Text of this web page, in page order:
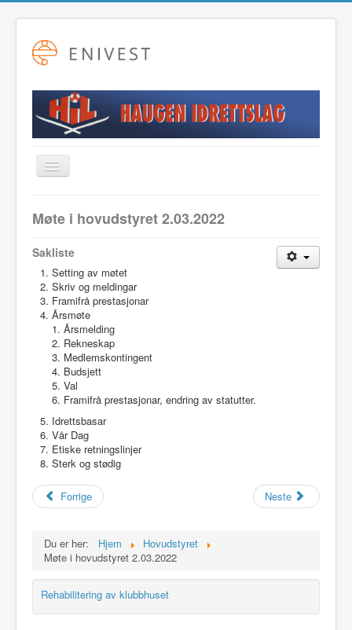
Toggle
Navigation
Fotball
Friidrett
Langrenn
Hovudstyret
Idrettslaget
Klubblokaler
Medlemsskap
Minnefond
Møte i hovudstyret 2.03.2022
Sakliste
Setting av møtet
Skriv og meldingar
Framifrå prestasjonar
Årsmøte
Årsmelding
Rekneskap
Medlemskontingent
Budsjett
Val
Framifrå prestasjonar, endring av statutter.
Idrettsbasar
Vår Dag
Etiske retningslinjer
Sterk og stødig
Forrige Neste
Du er her: Hjem
Hovudstyret
Møte i hovudstyret 2.03.2022
Rehabilitering av klubbhuset